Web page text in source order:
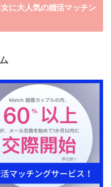
に大人気の婚活マッチン